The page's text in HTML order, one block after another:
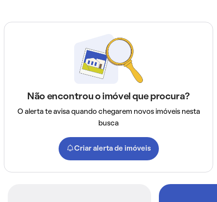
Não encontrou o imóvel que procura?
O alerta te avisa quando chegarem novos imóveis nesta
busca
Criar alerta de imóveis